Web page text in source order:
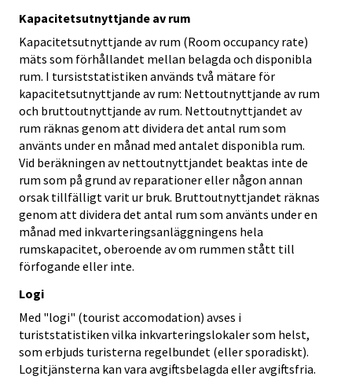
Kapacitetsutnyttjande av rum
Kapacitetsutnyttjande av rum (Room occupancy rate)
mäts som förhållandet mellan belagda och disponibla
rum. I tursiststatistiken används två mätare för
kapacitetsutnyttjande av rum: Nettoutnyttjande av rum
och bruttoutnyttjande av rum. Nettoutnyttjandet av
rum räknas genom att dividera det antal rum som
använts under en månad med antalet disponibla rum.
Vid beräkningen av nettoutnyttjandet beaktas inte de
rum som på grund av reparationer eller någon annan
orsak tillfälligt varit ur bruk. Bruttoutnyttjandet räknas
genom att dividera det antal rum som använts under en
månad med inkvarteringsanläggningens hela
rumskapacitet, oberoende av om rummen stått till
förfogande eller inte.
Logi
Med "logi" (tourist accomodation) avses i
turiststatistiken vilka inkvarteringslokaler som helst,
som erbjuds turisterna regelbundet (eller sporadiskt).
Logitjänsterna kan vara avgiftsbelagda eller avgiftsfria.